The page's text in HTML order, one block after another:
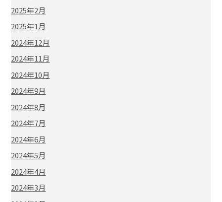
2025年2月
2025年1月
2024年12月
2024年11月
2024年10月
2024年9月
2024年8月
2024年7月
2024年6月
2024年5月
2024年4月
2024年3月